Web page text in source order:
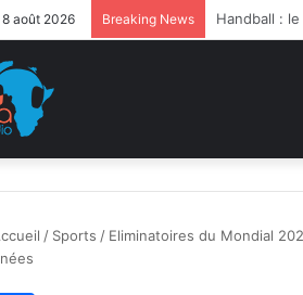
août 2026 Breaking News Après la
/ Sports / Eliminatoires du Mondial